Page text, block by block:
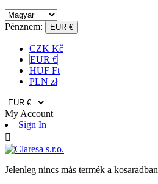
Pénznem: EUR €
CZK Kč
EUR €
HUF Ft
PLN zł
My Account
Sign In

Jelenleg nincs más termék a kosaradban